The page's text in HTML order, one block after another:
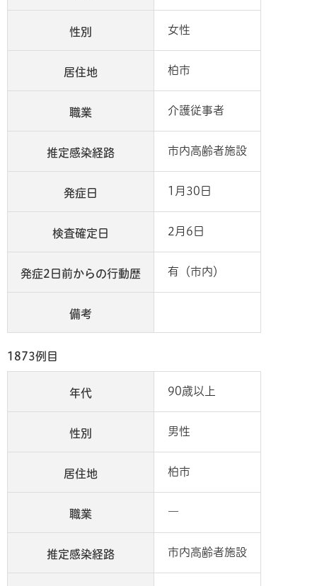
性別 女性
居住地 柏市
職業 介護従事者
推定感染経路 市内高齢者施設
発症日 1月30日
検査確定日 2月6日
発症2日前からの行動歴 有（市内）
備考
1873例目
年代 90歳以上
性別 男性
居住地 柏市
職業 ―
推定感染経路 市内高齢者施設